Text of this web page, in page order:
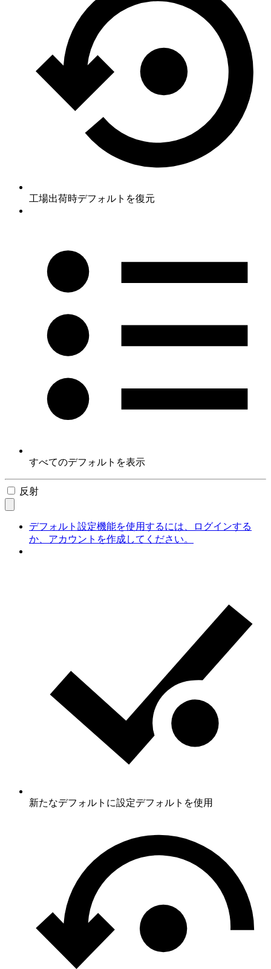
工場出荷時デフォルトを復元
すべてのデフォルトを表示
反射
デフォルト設定機能を使用するには、ログインする
か、アカウントを作成してください。
新たなデフォルトに設定デフォルトを使用